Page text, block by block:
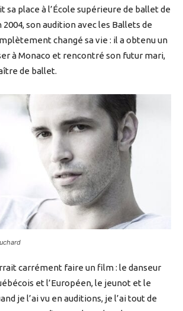
sa place à l’École supérieure de ballet de
son audition avec les Ballets de
changé sa vie : il a obtenu un
à Monaco et rencontré son futur mari,
de ballet.
carrément faire un film : le danseur
et l’Européen, le jeunot et le
je l’ai vu en auditions, je l’ai tout de